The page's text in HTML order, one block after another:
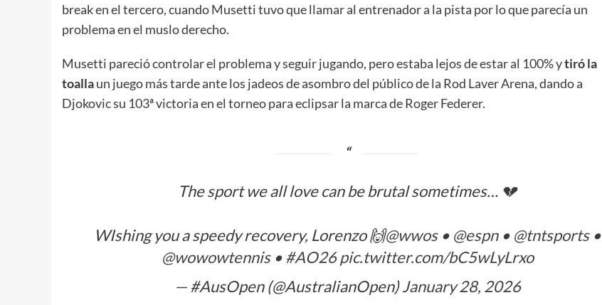
break en el tercero, cuando Musetti tuvo que llamar al entrenador a la pista por lo que parecía un
problema en el muslo derecho.
Musetti pareció controlar el problema y seguir jugando, pero estaba lejos de estar al 100% ytiró la
toallaun juego más tarde ante los jadeos de asombro del público de la Rod Laver Arena, dando a
Djokovic su 103ª victoria en el torneo para eclipsar la marca de Roger Federer.
The sport we all love can be brutal sometimes… 💔
WIshing you a speedy recovery, Lorenzo 🙌@wwos• @espn• @tntsports•
@wowowtennis• #AO26 pic.twitter.com/bC5wLyLrxo
— #AusOpen (@AustralianOpen)January 28, 2026